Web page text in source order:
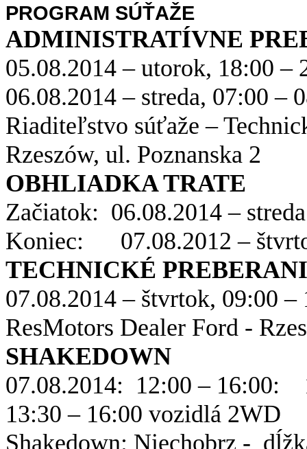
PROGRAM SÚŤAŽE
ADMINISTRATÍVNE
05.08.2014 – utorok, 18:00 –
06.08.2014 – streda, 07:00 –
Riaditeľstvo súťaže –
Rzeszów, ul. Poznanska 2
OBHLIADKA TRATE
Začiatok: 06.08.2014 –
Koniec: 07.08.2012 –
TECHNICKÉ
07.08.2014 – štvrtok, 09:00
ResMotors Dealer Ford -
SHAKEDOWN
07.08.2014: 12:00 – 16:00:
13:30 – 16:00 vozidlá 2WD
Shakedown: Niechobrz -